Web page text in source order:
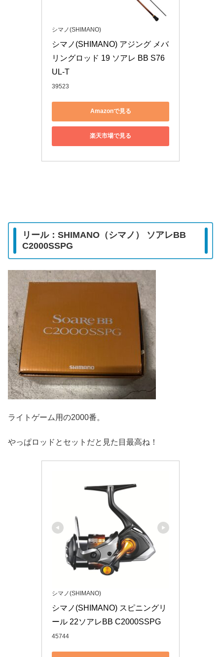
シマノ(SHIMANO)
シマノ(SHIMANO) アジング メバ
リングロッド 19 ソアレ BB S76
UL-T
39523
Amazonで見る
楽天市場で見る
リール：SHIMANO（シマノ） ソアレBB
C2000SSPG
ライトゲーム用の2000番。
やっぱロッドとセットだと見た目最高ね！
シマノ(SHIMANO)
シマノ(SHIMANO) スピニングリ
ール 22ソアレBB C2000SSPG
45744